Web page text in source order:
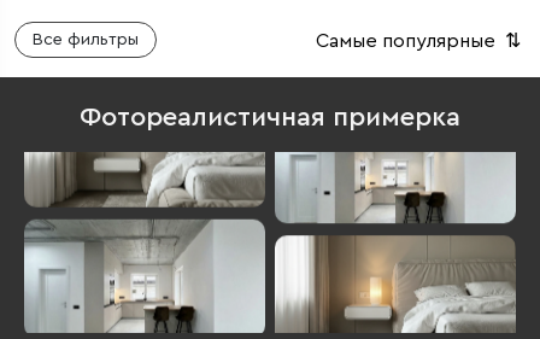
Все фильтры Самые популярные ⇅
Фотореалистичная примерка